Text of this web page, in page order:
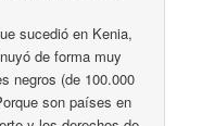
sucedió en Kenia,
de forma muy
negros (de 100.000
son países en